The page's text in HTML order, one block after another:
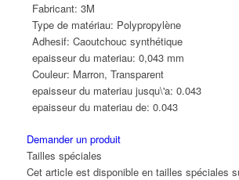
Fabricant: 3M
Type de matériau: Polypropylène
Adhesif: Caoutchouc synthétique
epaisseur du materiau: 0,043 mm
Couleur: Marron, Transparent
epaisseur du materiau jusqu\'a: 0.043
epaisseur du materiau de: 0.043
Demander un produit
Tailles spéciales
Cet article est disponible en tailles spéciales